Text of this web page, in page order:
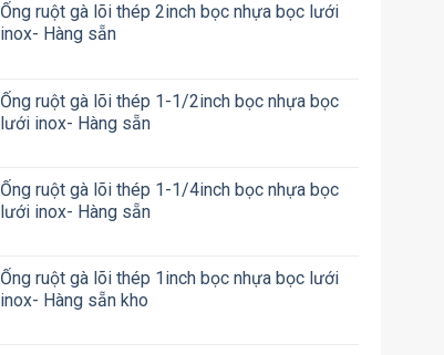
Ống ruột gà lõi thép 2inch bọc nhựa bọc lưới
inox- Hàng sẵn
Ống ruột gà lõi thép 1-1/2inch bọc nhựa bọc
lưới inox- Hàng sẵn
Ống ruột gà lõi thép 1-1/4inch bọc nhựa bọc
lưới inox- Hàng sẵn
Ống ruột gà lõi thép 1inch bọc nhựa bọc lưới
inox- Hàng sẵn kho